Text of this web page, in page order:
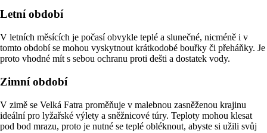
Letní období
V letních měsících je počasí obvykle teplé a slunečné, nicméně i v
tomto období se mohou vyskytnout krátkodobé bouřky či přeháňky. Je
proto vhodné mít s sebou ochranu proti dešti a dostatek vody.
Zimní období
V zimě se Velká Fatra proměňuje v malebnou zasněženou krajinu
ideální pro lyžařské výlety a sněžnicové túry. Teploty mohou klesat
pod bod mrazu, proto je nutné se teplé obléknout, abyste si užili svůj